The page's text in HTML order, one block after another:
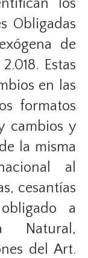
los
Obligadas
de
Estas
en las
formatos
cambios y
la misma
al
cesantías
a
Natural,
del Art.